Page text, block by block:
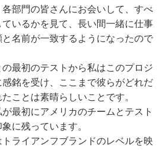
部門の皆さんにお会いして、すべ
いるかを見て、長い間一緒に仕事
名前が一致するようになったので
最初のテストから私はこのプロジ
銘を受け、ここまで彼らがどれだ
ことは素晴らしいことです。
最初にアメリカのチームとテスト
に残っています。
ライアンフブランドのレベルを映